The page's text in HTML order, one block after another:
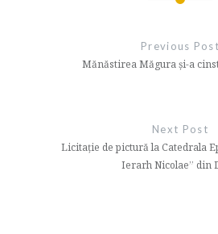
articole
Previous Post
Mănăstirea Măgura și-a
Next Post
Licitație de pictură la Catedrala
Ierarh Nicolae” din